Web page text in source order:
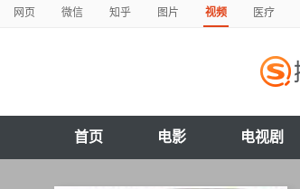
网页 微信 知乎 图片 视频 医疗
首页 电影 电视剧